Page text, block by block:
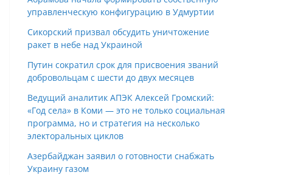
управленческую конфигурацию в Удмуртии
Сикорский призвал обсудить уничтожение
ракет в небе над Украиной
Путин сократил срок для присвоения званий
добровольцам с шести до двух месяцев
Ведущий аналитик АПЭК Алексей Громский:
«Год села» в Коми — это не только социальная
программа, но и стратегия на несколько
электоральных циклов
Азербайджан заявил о готовности снабжать
Украину газом